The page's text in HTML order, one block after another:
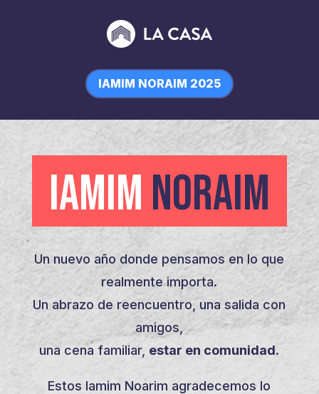
IAMIM NORAIM 2025
IAMIM NORAIM
Un nuevo año donde pensamos en lo que
realmente importa.
Un abrazo de reencuentro, una salida con
amigos,
una cena familiar, estar en comunidad.
Estos Iamim Noarim agradecemos lo